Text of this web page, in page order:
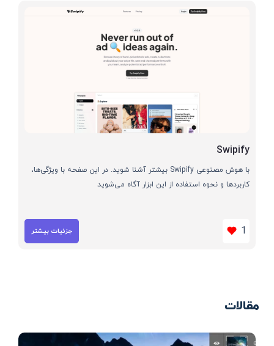
Swipify
با هوش مصنوعی Swipify بیشتر آشنا شوید. در این صفحه با ویژگی‌ها،
کاربردها و نحوه استفاده از این ابزار آگاه می‌شوید
1 جزئیات بیشتر
مقالات